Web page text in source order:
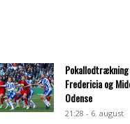
Fredericia og
Odense
21:28 - 6. august